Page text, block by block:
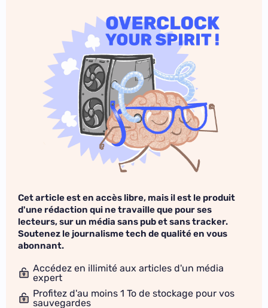
Cet article est en accès libre, mais il est le produit
d'une rédaction qui ne travaille que pour ses
lecteurs, sur un média sans pub et sans tracker.
Soutenez le journalisme tech de qualité en vous
abonnant.
Accédez en illimité aux articles d'un média
expert
Profitez d'au moins 1 To de stockage pour vos
sauvegardes